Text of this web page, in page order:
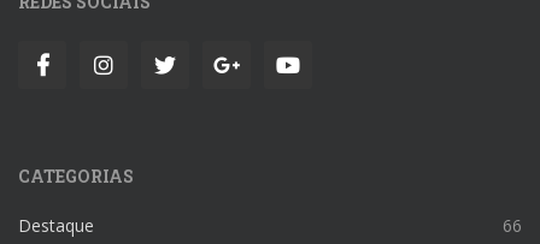
CATEGORIAS
Destaque 66